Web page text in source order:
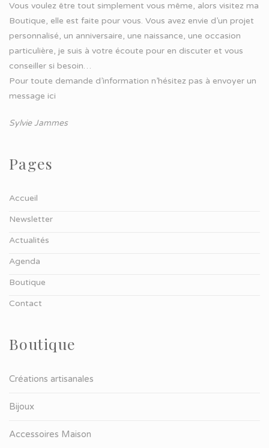
Vous voulez être tout simplement vous même, alors visitez ma
Boutique, elle est faite pour vous. Vous avez envie d’un projet
personnalisé, un anniversaire, une naissance, une occasion
particulière, je suis à votre écoute pour en discuter et vous
conseiller si besoin…
Pour toute demande d’information n’hésitez pas à envoyer un
message ici
Sylvie Jammes
Pages
Accueil
Newsletter
Actualités
Agenda
Boutique
Contact
Boutique
Créations artisanales
Bijoux
Accessoires Maison